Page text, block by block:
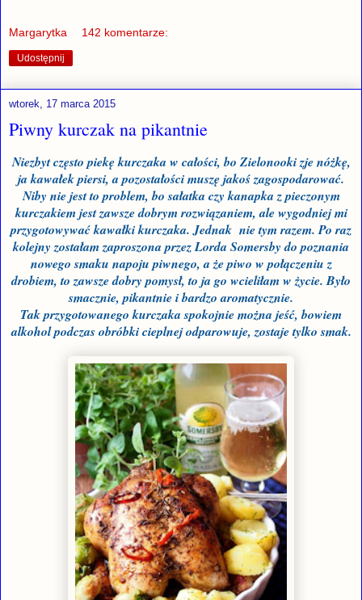
Margarytka 142 komentarze:
Udostępnij
wtorek, 17 marca 2015
Piwny kurczak na pikantnie
Niezbyt często piekę kurczaka w całości, bo Zielonooki zje nóżkę,
ja kawałek piersi, a pozostałości muszę jakoś zagospodarować.
Niby nie jesttoproblem, bo sałatka czy kanapka z pieczonym
kurczakiem jest zawsze dobrym rozwiązaniem, ale wygodniej mi
przygotowywać kawałki kurczaka. Jednak nie tym razem. Po raz
kolejny zostałam zaproszona przez Lorda Somersby do poznania
nowego smaku napoju piwnego, a że piwo w połączeniu z
drobiem, to zawsze dobry pomysł, to ja go wcieliłam w życie. Było
smacznie, pikantnie i bardzo aromatycznie.
Tak przygotowanego kurczaka spokojnie można jeść, bowiem
alkohol podczas obróbki cieplnej odparowuje, zostaje tylko smak.